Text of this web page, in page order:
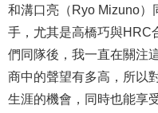
和溝口亮（Ryo Mizuno）
手，尤其是高橋巧與HRC
們同隊後，我一直在關注
商中的聲望有多高，所以
生涯的機會，同時也能享